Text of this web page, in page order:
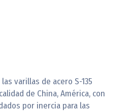
varillas de acero S-135
de China, América, con
por inercia para las